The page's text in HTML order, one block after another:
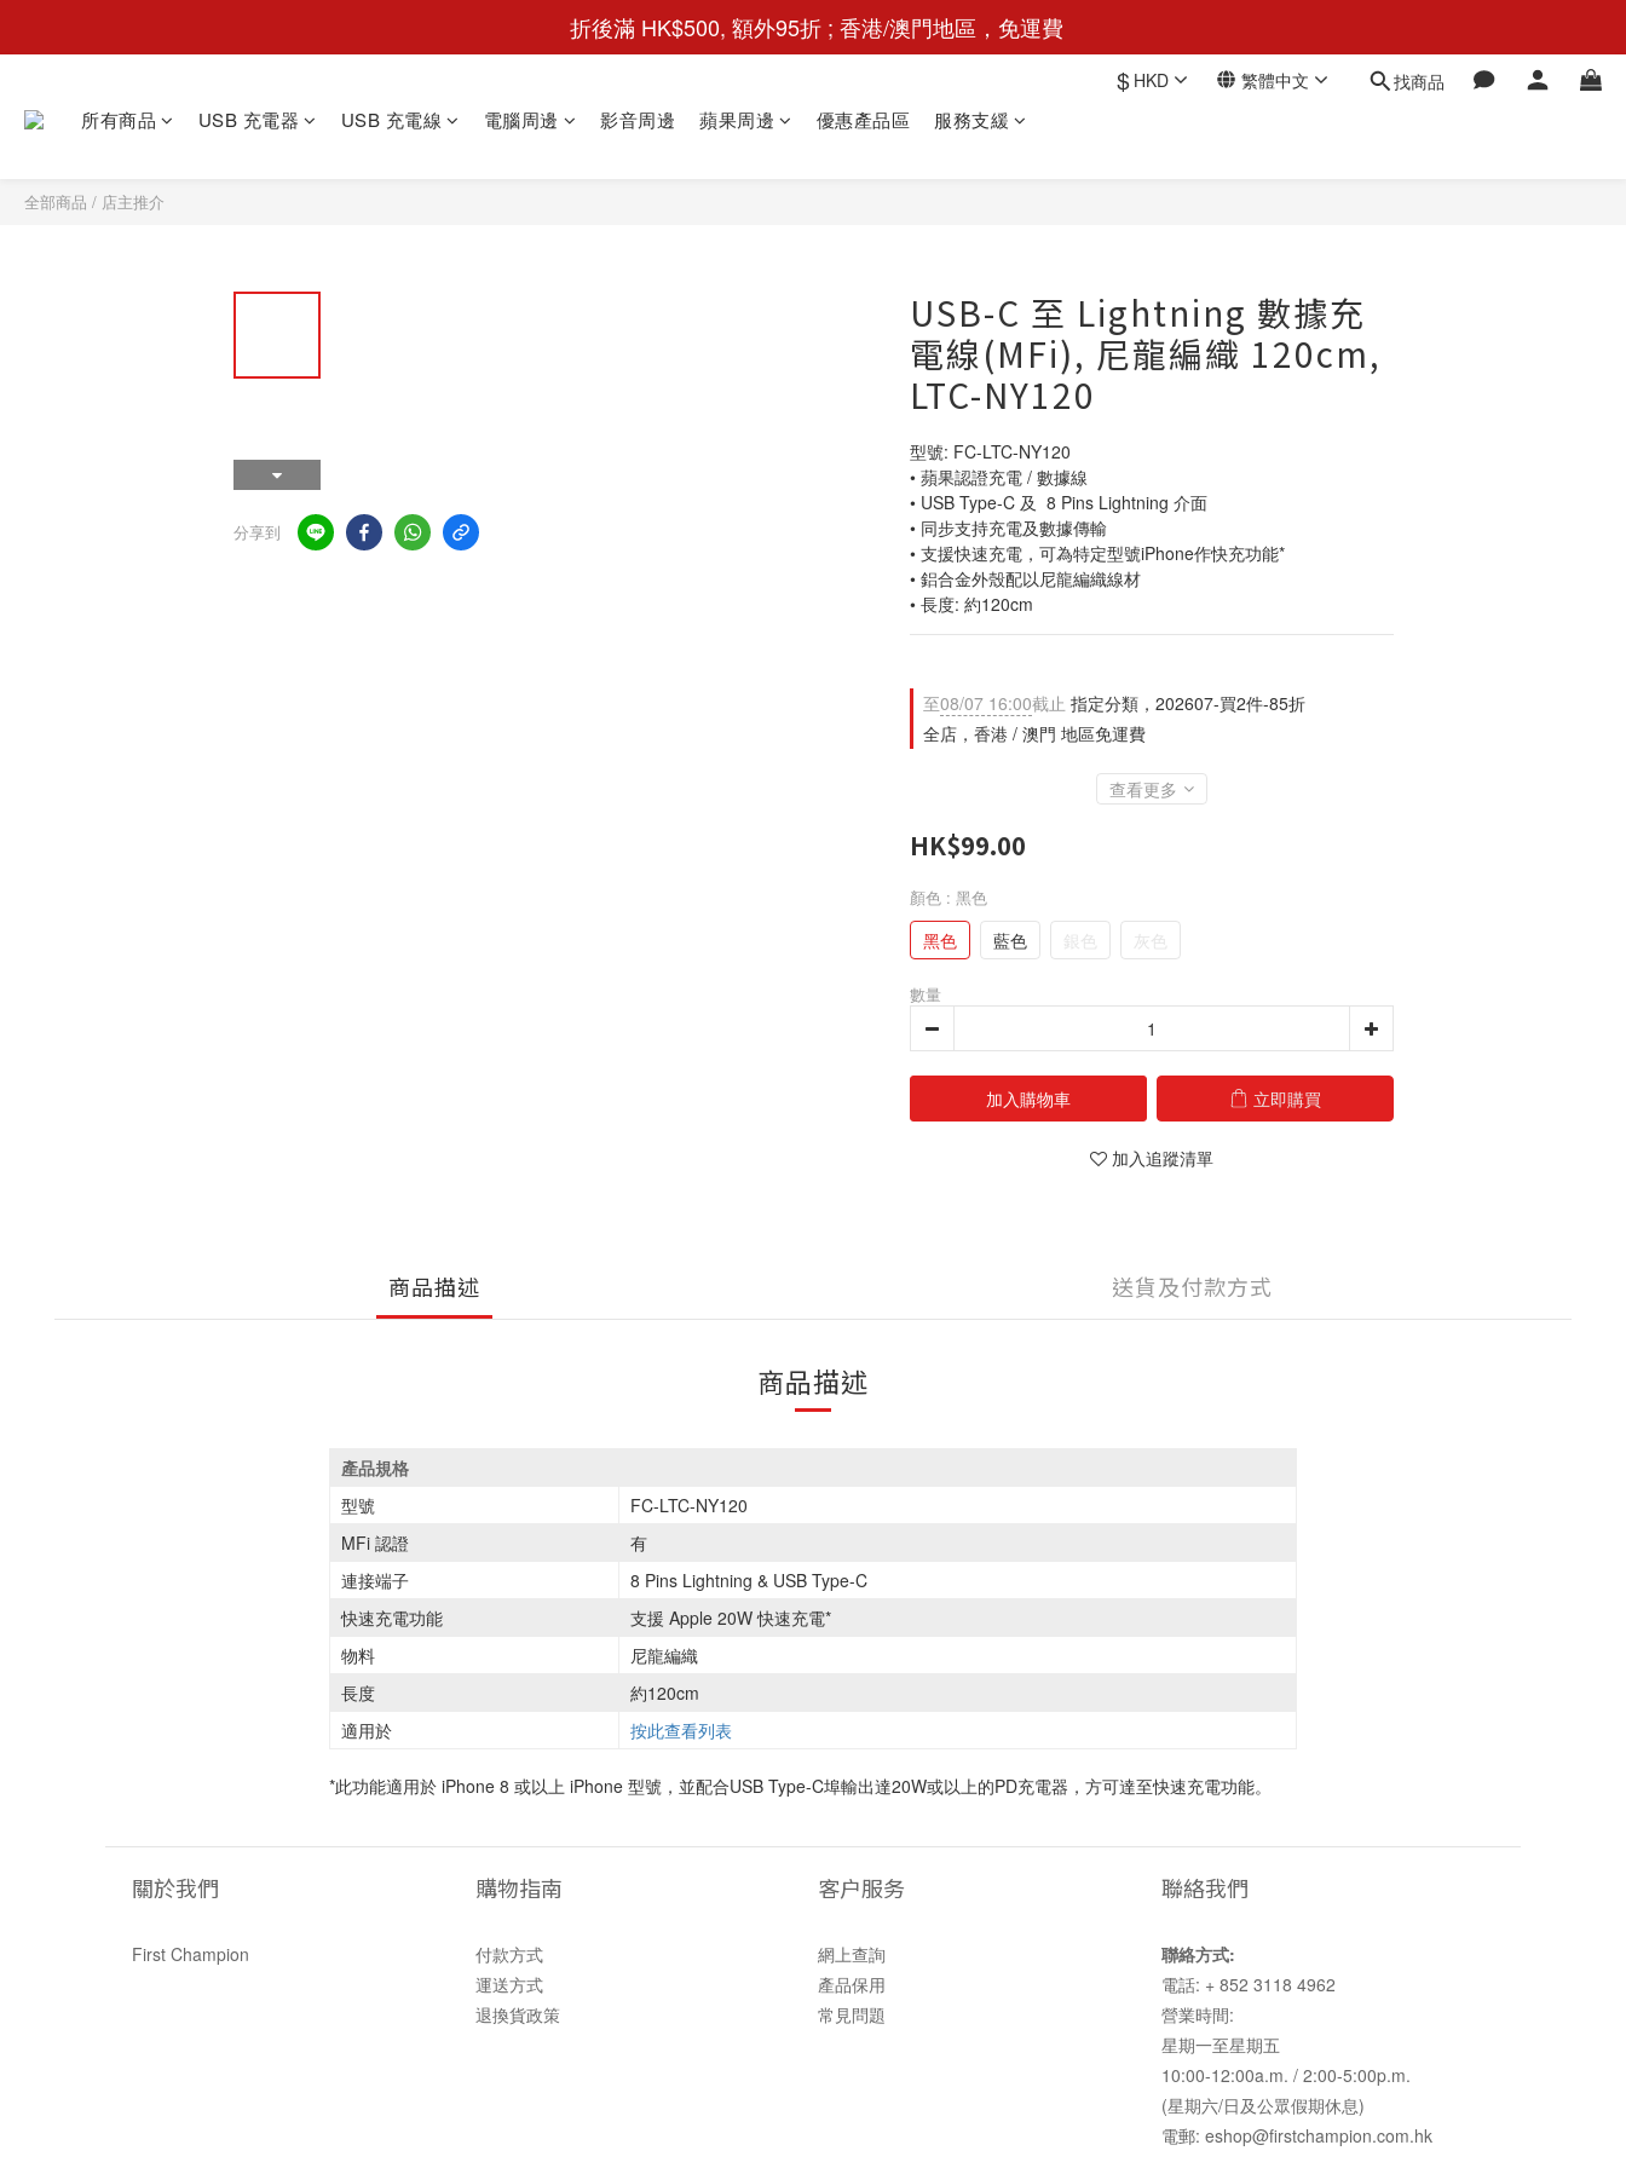
折後滿 HK$500, 額外95折 ; 香港/澳門地區，免運費
$ HKD 繁體中文 找商品
所有商品 USB 充電器 USB 充電線 電腦周邊 影音周邊 蘋果周邊 優惠產品區 服務支緩
全部商品 / 店主推介
分享到
USB-C 至 Lightning 數據充
電線(MFi), 尼龍編織 120cm,
LTC-NY120
型號: FC-LTC-NY120
• 蘋果認證充電 / 數據線
• USB Type-C 及  8 Pins Lightning 介面
• 同步支持充電及數據傳輸
• 支援快速充電，可為特定型號iPhone作快充功能*
• 鋁合金外殼配以尼龍編織線材
• 長度: 約120cm
至08/07 16:00截止 指定分類，202607-買2件-85折
全店，香港 / 澳門 地區免運費
查看更多
HK$99.00
顏色 : 黑色
黑色 藍色 銀色 灰色
數量
加入購物車 立即購買
加入追蹤清單
商品描述 送貨及付款方式
商品描述
產品規格
型號
FC-LTC-NY120
MFi 認證
有
連接端子
8 Pins Lightning & USB Type-C
快速充電功能
支援 Apple 20W 快速充電*
物料
尼龍編織
長度
約120cm
適用於
按此查看列表
*此功能適用於 iPhone 8 或以上 iPhone 型號，並配合USB Type-C埠輸出達20W或以上的PD充電器，方可達至快速充電功能。
關於我們
First Champion
購物指南
付款方式
運送方式
退換貨政策
客户服务
網上查詢
產品保用
常見問題
聯絡我們
聯絡方式:
電話: + 852 3118 4962
營業時間:
星期一至星期五
10:00-12:00a.m. / 2:00-5:00p.m.
(星期六/日及公眾假期休息)
電郵: eshop@firstchampion.com.hk